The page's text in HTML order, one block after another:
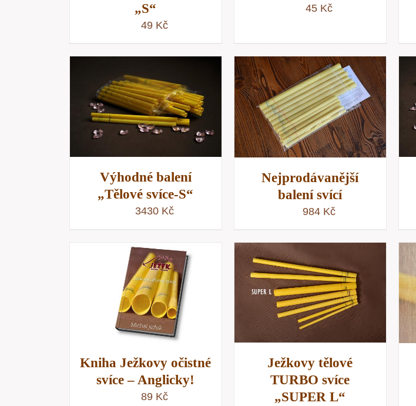
„S“
49 Kč
45 Kč
Výhodné balení
„Tělové svíce-S“
3430 Kč
PŘIDAT DO KOŠÍKU /
RYCHLÝ NÁHLED
Nejprodávanější
balení svící
984 Kč
PŘIDAT DO KOŠÍKU /
RYCHLÝ NÁHLED
Kniha Ježkovy očistné
svíce – Anglicky!
89 Kč
PŘIDAT DO KOŠÍKU
RYCHLÝ NÁHLED
Ježkovy tělové
TURBO svíce
„SUPER L“
VÝBĚR MOŽNOSTÍ
RYCHLÝ NÁHLED